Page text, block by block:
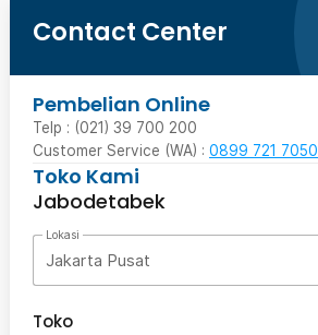
Contact Center
Pembelian Online
Telp : (021) 39 700 200
Customer Service (WA) : 0899 721 7050
Toko Kami
Jabodetabek
Lokasi
Jakarta Pusat
Toko